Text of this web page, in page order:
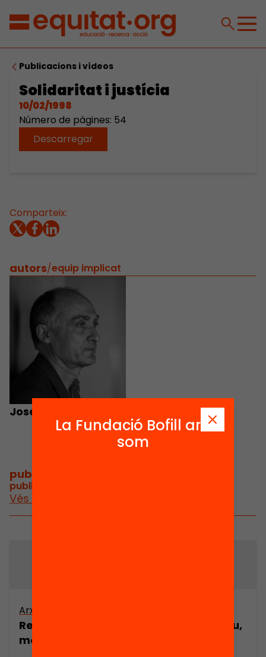
Publicacions i vídeos
Solidaritat i justícia
10/02/1998
Número de pàgines: 54
Descarregar
Comparteix:
autors/equip implicat
Josep M. Esquirol
publicacions i vídeos
publicacions i vídeos relacionats
Vés a publicacions i vídeos
Arxiu
Responsabilitat i
món de la vida
Esperit europeu,
La Fundació Bofill ara
som